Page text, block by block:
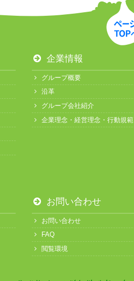
企業情報
グループ概要
沿革
グループ会社紹介
企業理念・経営理念・行動規範
お問い合わせ
お問い合わせ
FAQ
閲覧環境